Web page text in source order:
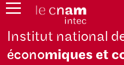
Institut national
économiques et